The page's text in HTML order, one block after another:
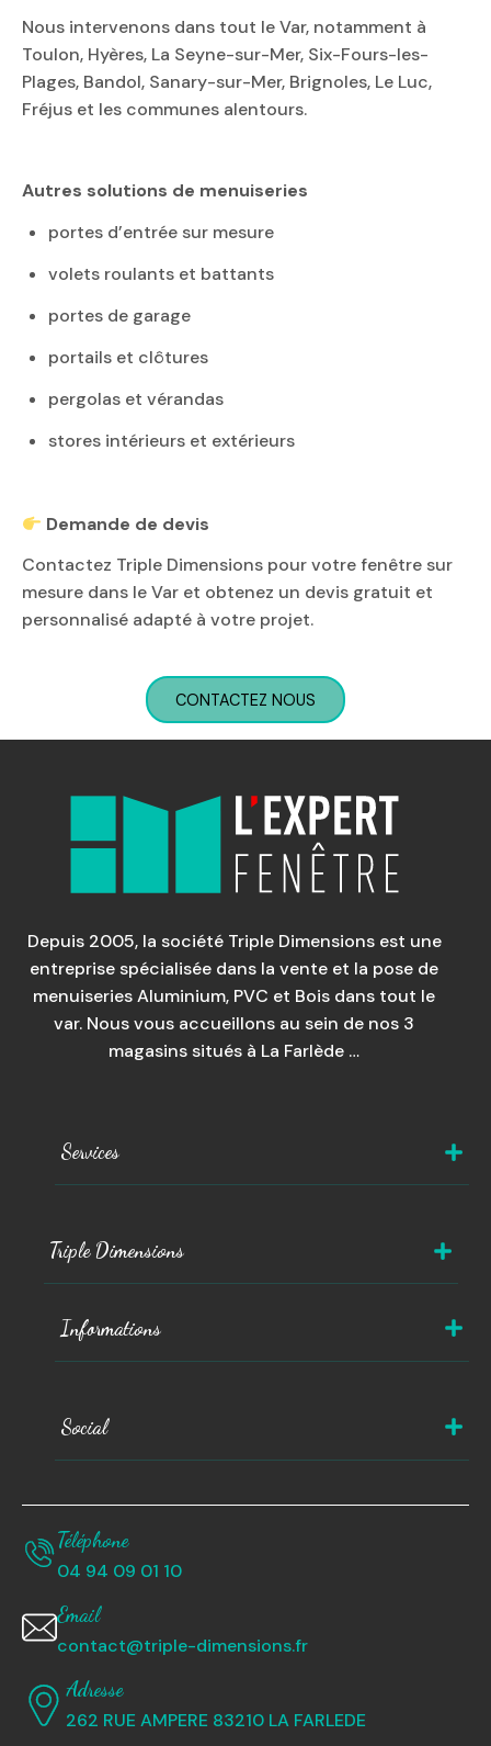
Nous intervenons dans tout le Var, notamment à
Toulon, Hyères, La Seyne-sur-Mer, Six-Fours-les-
Plages, Bandol, Sanary-sur-Mer, Brignoles, Le Luc,
Fréjus et les communes alentours.
Autres solutions de menuiseries
portes d’entrée sur mesure
volets roulants et battants
portes de garage
portails et clôtures
pergolas et vérandas
stores intérieurs et extérieurs
Demande de devis
Contactez Triple Dimensions pour votre fenêtre sur
mesure dans le Var et obtenez un devis gratuit et
personnalisé adapté à votre projet.
CONTACTEZ NOUS
Depuis 2005, la société Triple Dimensions est une
entreprise spécialisée dans la vente et la pose de
menuiseries Aluminium, PVC et Bois dans tout le
var. Nous vous accueillons au sein de nos 3
magasins situés à La Farlède …
Services
Triple Dimensions
Informations
Social
04 94 09 01 10
Téléphone
contact@triple-dimensions.fr
Email
262 RUE AMPERE 83210 LA FARLEDE
Adresse